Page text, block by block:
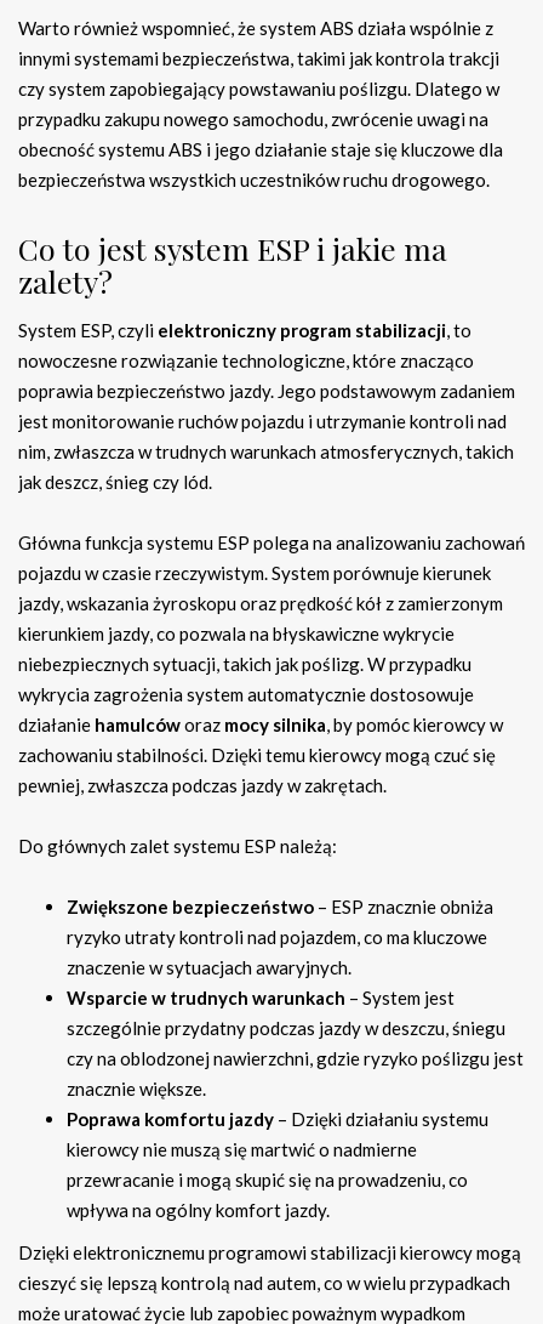
Warto również wspomnieć, że system ABS działa wspólnie z
innymi systemami bezpieczeństwa, takimi jak kontrola trakcji
czy system zapobiegający powstawaniu poślizgu. Dlatego w
przypadku zakupu nowego samochodu, zwrócenie uwagi na
obecność systemu ABS i jego działanie staje się kluczowe dla
bezpieczeństwa wszystkich uczestników ruchu drogowego.
Co to jest system ESP i jakie ma
zalety?
System ESP, czyli elektroniczny program stabilizacji, to
nowoczesne rozwiązanie technologiczne, które znacząco
poprawia bezpieczeństwo jazdy. Jego podstawowym zadaniem
jest monitorowanie ruchów pojazdu i utrzymanie kontroli nad
nim, zwłaszcza w trudnych warunkach atmosferycznych, takich
jak deszcz, śnieg czy lód.
Główna funkcja systemu ESP polega na analizowaniu zachowań
pojazdu w czasie rzeczywistym. System porównuje kierunek
jazdy, wskazania żyroskopu oraz prędkość kół z zamierzonym
kierunkiem jazdy, co pozwala na błyskawiczne wykrycie
niebezpiecznych sytuacji, takich jak poślizg. W przypadku
wykrycia zagrożenia system automatycznie dostosowuje
działanie hamulcóworaz mocy silnika, by pomóc kierowcy w
zachowaniu stabilności. Dzięki temu kierowcy mogą czuć się
pewniej, zwłaszcza podczas jazdy w zakrętach.
Do głównych zalet systemu ESP należą:
Zwiększone bezpieczeństwo – ESP znacznie obniża
ryzyko utraty kontroli nad pojazdem, co ma kluczowe
znaczenie w sytuacjach awaryjnych.
Wsparcie w trudnych warunkach – System jest
szczególnie przydatny podczas jazdy w deszczu, śniegu
czy na oblodzonej nawierzchni, gdzie ryzyko poślizgu jest
znacznie większe.
Poprawa komfortu jazdy – Dzięki działaniu systemu
kierowcy nie muszą się martwić o nadmierne
przewracanie i mogą skupić się na prowadzeniu, co
wpływa na ogólny komfort jazdy.
Dzięki elektronicznemu programowi stabilizacji kierowcy mogą
cieszyć się lepszą kontrolą nad autem, co w wielu przypadkach
może uratować życie lub zapobiec poważnym wypadkom